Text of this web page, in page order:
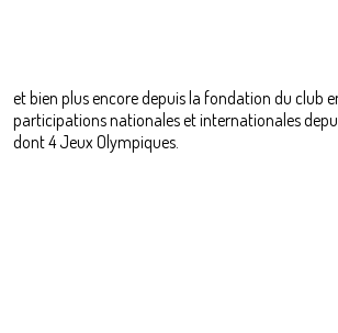
et bien plus encore depuis la fondation du club
participations nationales et internationales
dont 4 Jeux Olympiques.